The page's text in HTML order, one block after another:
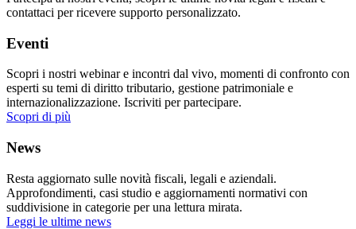
contattaci per ricevere supporto personalizzato.
Eventi
Scopri i nostri webinar e incontri dal vivo, momenti di confronto con
esperti su temi di diritto tributario, gestione patrimoniale e
internazionalizzazione. Iscriviti per partecipare.
Scopri di più
News
Resta aggiornato sulle novità fiscali, legali e aziendali.
Approfondimenti, casi studio e aggiornamenti normativi con
suddivisione in categorie per una lettura mirata.
Leggi le ultime news